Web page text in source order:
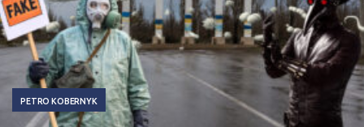
PETRO KOBERNYK